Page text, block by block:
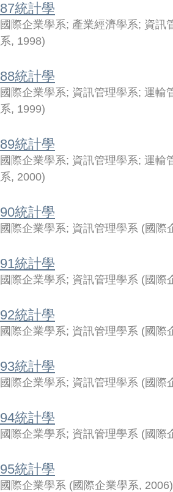
87統計學
國際企業學系; 產業經濟學系; 資訊
系, 1998)
88統計學
國際企業學系; 資訊管理學系; 運輸
系, 1999)
89統計學
國際企業學系; 資訊管理學系; 運輸
系, 2000)
90統計學
國際企業學系; 資訊管理學系 (國際
91統計學
國際企業學系; 資訊管理學系 (國際
92統計學
國際企業學系; 資訊管理學系 (國際
93統計學
國際企業學系; 資訊管理學系 (國際
94統計學
國際企業學系; 資訊管理學系 (國際
95統計學
國際企業學系 (國際企業學系, 2006)